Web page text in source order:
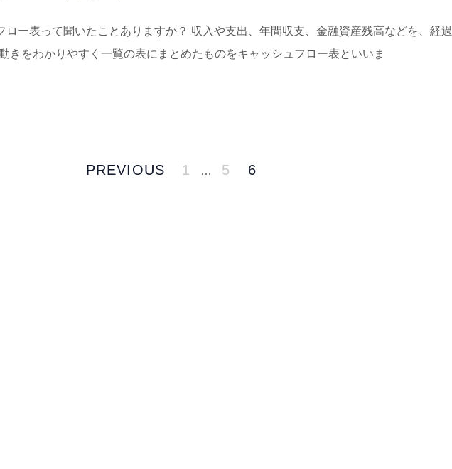
ロー表って聞いたことありますか？ 収入や支出、年間収支、金融資産残高などを、経過
きをわかりやすく一覧の表にまとめたものをキャッシュフロー表といいま
PREVIOUS 1 … 5 6